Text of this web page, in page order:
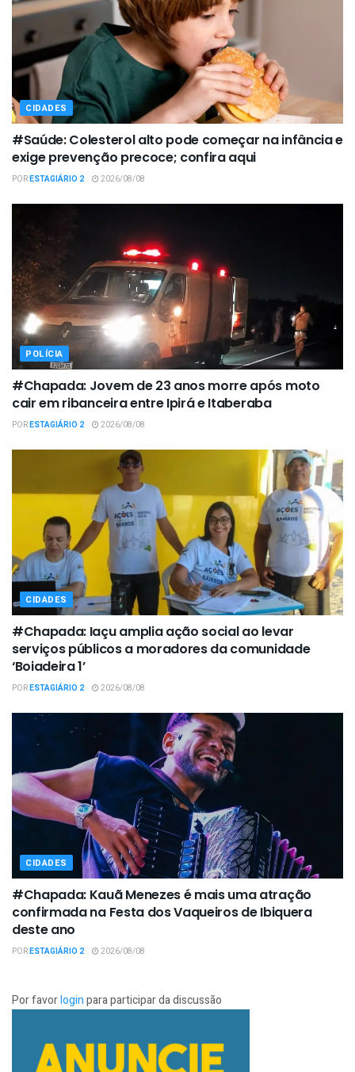
CIDADES
#Saúde: Colesterol alto pode começar na infância e
exige prevenção precoce; confira aqui
PORESTAGIÁRIO 2 2026/08/08
POLÍCIA
#Chapada: Jovem de 23 anos morre após moto
cair em ribanceira entre Ipirá e Itaberaba
PORESTAGIÁRIO 2 2026/08/08
CIDADES
#Chapada: Iaçu amplia ação social ao levar
serviços públicos a moradores da comunidade
‘Boiadeira 1’
PORESTAGIÁRIO 2 2026/08/08
CIDADES
#Chapada: Kauã Menezes é mais uma atração
confirmada na Festa dos Vaqueiros de Ibiquera
deste ano
PORESTAGIÁRIO 2 2026/08/08
Por favorloginpara participar da discussão